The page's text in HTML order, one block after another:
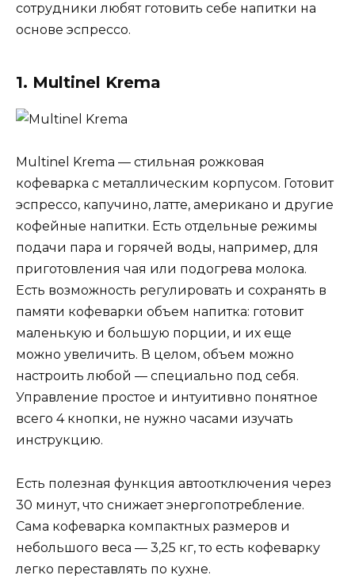
сотрудники любят готовить себе напитки на
основе эспрессо.
1. Multinel Krema
Multinel Krema — стильная рожковая
кофеварка с металлическим корпусом. Готовит
эспрессо, капучино, латте, американо и другие
кофейные напитки. Есть отдельные режимы
подачи пара и горячей воды, например, для
приготовления чая или подогрева молока.
Есть возможность регулировать и сохранять в
памяти кофеварки объем напитка: готовит
маленькую и большую порции, и их еще
можно увеличить. В целом, объем можно
настроить любой — специально под себя.
Управление простое и интуитивно понятное
всего 4 кнопки, не нужно часами изучать
инструкцию.
Есть полезная функция автоотключения через
30 минут, что снижает энергопотребление.
Сама кофеварка компактных размеров и
небольшого веса — 3,25 кг, то есть кофеварку
легко переставлять по кухне.